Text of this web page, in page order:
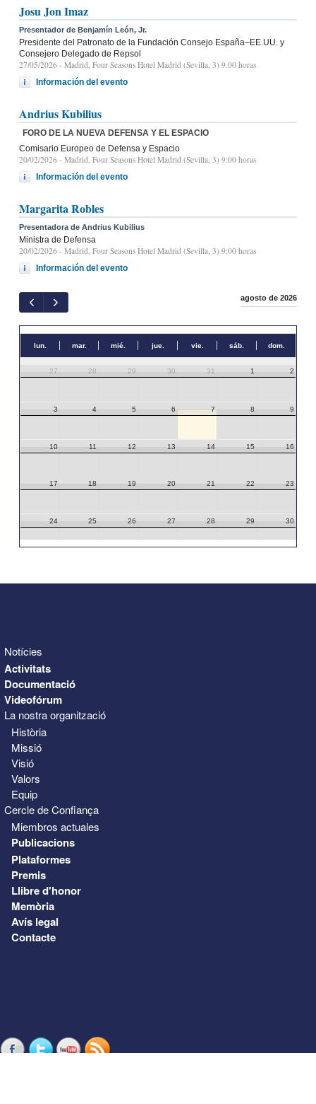
Josu Jon Imaz
Presentador de Benjamín León, Jr.
Presidente del Patronato de la Fundación Consejo España–EE.UU. y
Consejero Delegado de Repsol
27/05/2026 - Madrid, Four Seasons Hotel Madrid (Sevilla, 3) 9.00 horas
Información del evento
Andrius Kubilius
FORO DE LA NUEVA DEFENSA Y EL ESPACIO
Comisario Europeo de Defensa y Espacio
20/02/2026 - Madrid, Four Seasons Hotel Madrid (Sevilla, 3) 9:00 horas
Información del evento
Margarita Robles
Presentadora de Andrius Kubilius
Ministra de Defensa
20/02/2026 - Madrid, Four Seasons Hotel Madrid (Sevilla, 3) 9:00 horas
Información del evento
agosto de 2026
lun. mar. mié. jue. vie. sáb. dom.
27 28 29 30 31 1 2
3 4 5 6 7 8 9
10 11 12 13 14 15 16
17 18 19 20 21 22 23
24 25 26 27 28 29 30
Notícies
Activitats
Documentació
Videofórum
La nostra organització
Història
Missió
Visió
Valors
Equip
Cercle de Confiança
Miembros actuales
Publicacions
Plataformes
Premis
Llibre d'honor
Memòria
Avís legal
Contacte